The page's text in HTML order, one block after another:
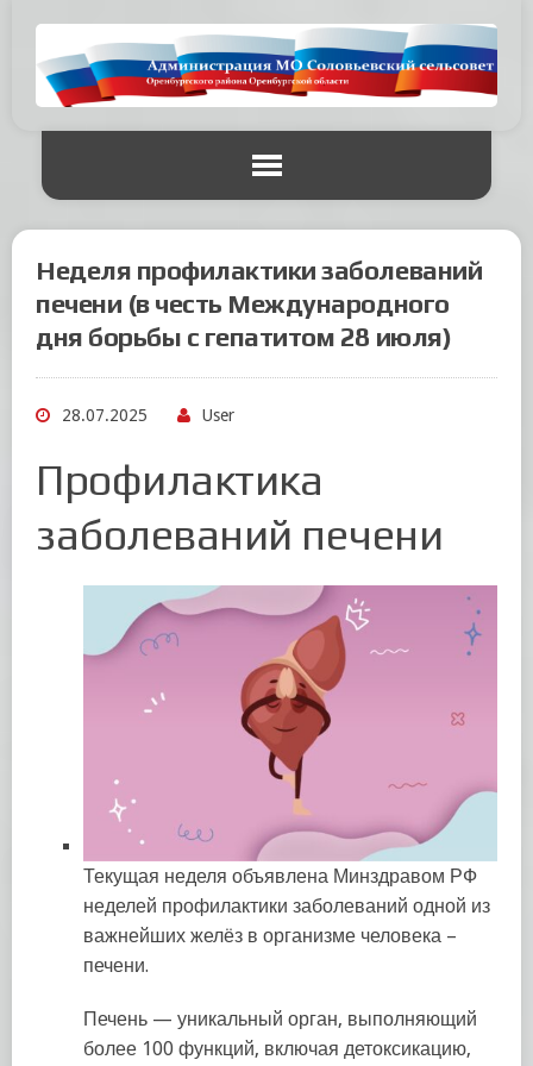
Неделя профилактики заболеваний
печени (в честь Международного
дня борьбы с гепатитом 28 июля)
28.07.2025 User
Профилактика
заболеваний печени
Текущая неделя объявлена Минздравом РФ
неделей профилактики заболеваний одной из
важнейших желёз в организме человека –
печени.
Печень — уникальный орган, выполняющий
более 100 функций, включая детоксикацию,